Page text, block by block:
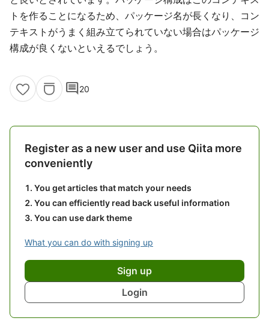
トを作ることになるため、パッケージ名が長くなり、コン
テキストがうまく組み立てられていない場合はパッケージ
構成が良くないといえるでしょう。
comment20
Register as a new user and use Qiita more
conveniently
You get articles that match your needs
You can efficiently read back useful information
You can use dark theme
What you can do with signing up
Sign up
Login